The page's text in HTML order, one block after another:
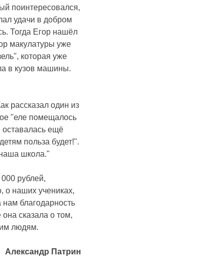
поинтересовался,
удачи в добром
Тогда Егор нашёл
макулатуры уже
которая уже
в кузов машины.
рассказал один из
"еле помещалось
оставалась ещё
польза будет!".
наша школа."
рублей,
о наших учениках,
благодарность
сказала о том,
людям.
Александр Патрин